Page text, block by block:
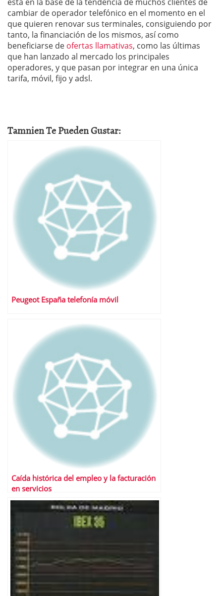
cambiar de operador telefónico en el momento en el
que quieren renovar sus terminales, consiguiendo por
tanto, la financiación de los mismos, así como
beneficiarse de ofertas llamativas, como las últimas
que han lanzado al mercado los principales
operadores, y que pasan por integrar en una única
tarifa, móvil, fijo y adsl.
Tamnien Te Pueden Gustar:
Peugeot España telefonía móvil
Caída histórica del empleo y la facturación
en servicios